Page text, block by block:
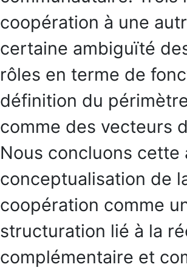
coopération à une
certaine ambiguïté
rôles en terme de
définition du
comme des vecteurs
Nous concluons cette
conceptualisation de
coopération comme
structuration lié à la
complémentaire et